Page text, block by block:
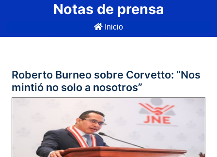
Notas de prensa
Inicio
Roberto Burneo sobre Corvetto: “Nos
mintió no solo a nosotros”